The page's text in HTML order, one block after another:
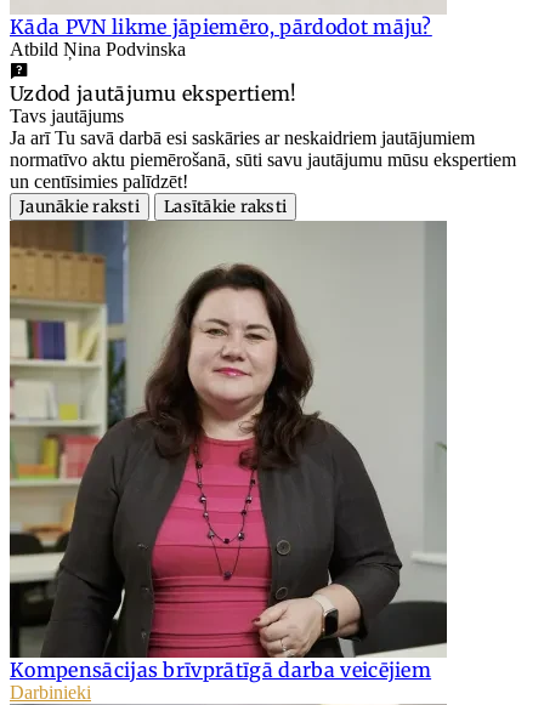
Kāda PVN likme jāpiemēro, pārdodot māju?
Atbild Ņina Podvinska
Uzdod jautājumu ekspertiem!
Tavs jautājums
Ja arī Tu savā darbā esi saskāries ar neskaidriem jautājumiem
normatīvo aktu piemērošanā, sūti savu jautājumu mūsu ekspertiem
un centīsimies palīdzēt!
Jaunākie raksti
Lasītākie raksti
Kompensācijas brīvprātīgā darba veicējiem
Darbinieki